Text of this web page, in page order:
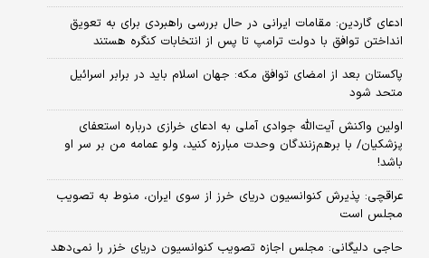
ادعای گاردین: مقامات ایرانی در حال بررسی راهبردی برای به تعویق
انداختن توافق با دولت ترامپ تا پس از انتخابات کنگره هستند
پاکستان بعد از امضای توافق مکه: جهان اسلام باید در برابر اسرائیل
متحد شود
اولین واکنش آیت‌الله جوادی آملی به ادعای خرازی درباره استعفای
پزشکیان/ با برهم‌زنندگان وحدت مبارزه کنید، ولو عمامه من بر سر او
باشد!
عراقچی: پذیرش کنوانسیون دریای خرز از سوی ایران، منوط به تصویب
مجلس است
حاجی دلیگانی: مجلس اجازه تصویب کنوانسیون دریای خزر را نمی‌دهد